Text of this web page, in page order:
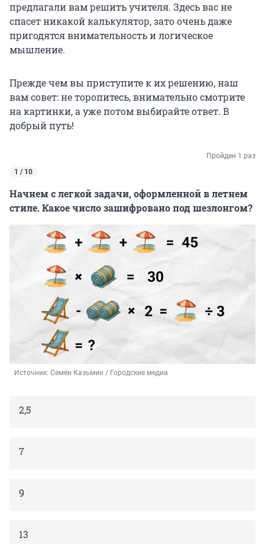
предлагали вам решить учителя. Здесь вас не
спасет никакой калькулятор, зато очень даже
пригодятся внимательность и логическое
мышление.
Прежде чем вы приступите к их решению, наш
вам совет: не торопитесь, внимательно смотрите
на картинки, а уже потом выбирайте ответ. В
добрый путь!
Пройден 1 раз
1 / 10
Начнем с легкой задачи, оформленной в летнем
стиле. Какое число зашифровано под шезлонгом?
Источник: Семён Казьмин / Городские медиа
2,5
7
9
13